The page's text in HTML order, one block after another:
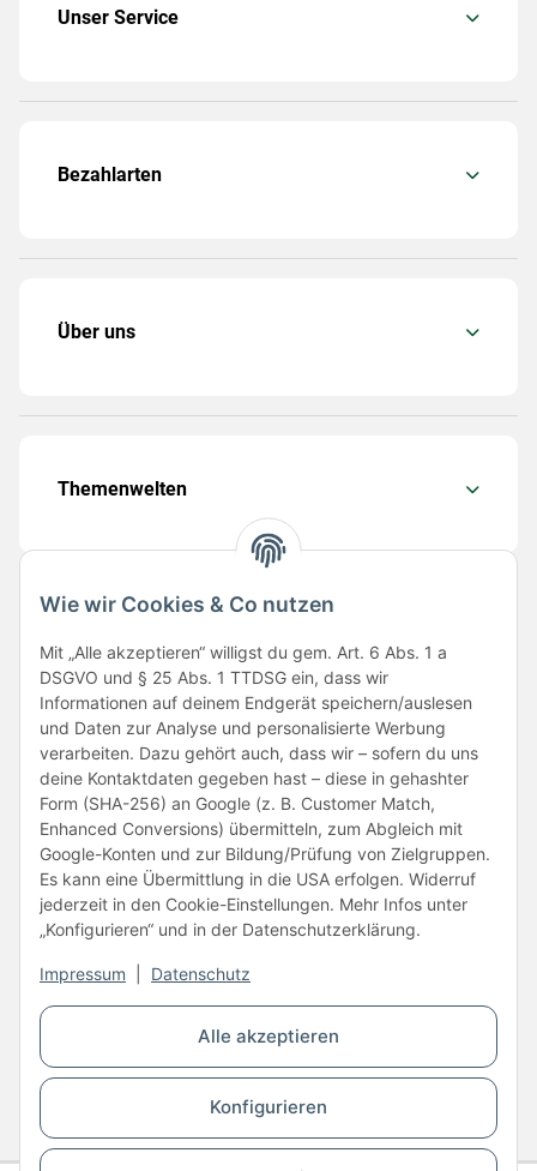
Alle akzeptieren
Konfigurieren
Wie wir Cookies & Co nutzen
Mit „Alle akzeptieren“ willigst du gem. Art. 6 Abs. 1 a
DSGVO und § 25 Abs. 1 TTDSG ein, dass wir
Informationen auf deinem Endgerät speichern/auslesen
und Daten zur Analyse und personalisierte Werbung
verarbeiten. Dazu gehört auch, dass wir – sofern du uns
deine Kontaktdaten gegeben hast – diese in gehashter
Form (SHA-256) an Google (z. B. Customer Match,
Enhanced Conversions) übermitteln, zum Abgleich mit
Google-Konten und zur Bildung/Prüfung von Zielgruppen.
Es kann eine Übermittlung in die USA erfolgen. Widerruf
jederzeit in den Cookie-Einstellungen. Mehr Infos unter
„Konfigurieren“ und in der Datenschutzerklärung.
Impressum Datenschutz
Unser Service
Bezahlarten
Über uns
Themenwelten
Folge uns
Unsere Partner
Vertrag widerrufen
* Alle Preise inkl. gesetzlicher USt., zzgl.Versand
© Copyright © 2026 www.kartons24.de
BB-Verpackungen GmbH
- Brendelweg 167, 27755 Delmenhorst - Telefon:
+49 (0)4221 42165 30